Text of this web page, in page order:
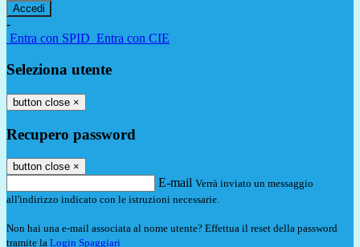
-
Entra con SPID Entra con CIE
Seleziona utente
button close ×
Recupero password
button close ×
E-mail Verrà inviato un messaggio
all'indirizzo indicato con le istruzioni necessarie.
Non hai una e-mail associata al nome utente? Effettua il reset della password
tramite la Login Spaggiari